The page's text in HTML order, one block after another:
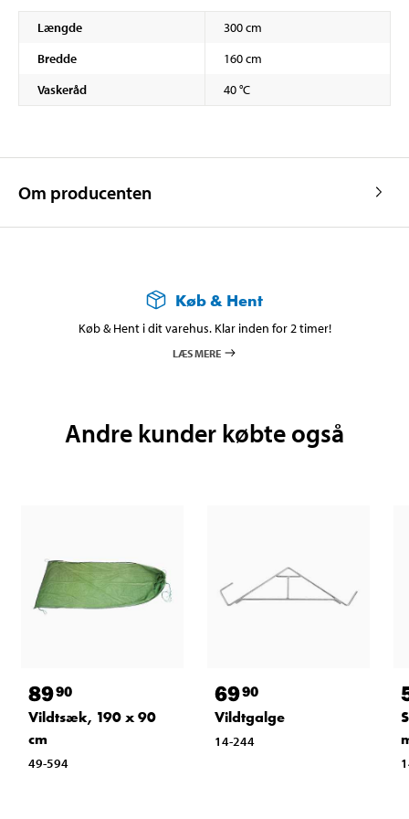
Længde
300 cm
Bredde
160 cm
Vaskeråd
40 °C
Om producenten
Køb & Hent
Køb & Hent i dit varehus. Klar inden for 2 timer!
LÆS MERE
Andre kunder købte også
8990
Vildtsæk, 190 x 90
cm
49-594
6990
Vildtgalge
14-244